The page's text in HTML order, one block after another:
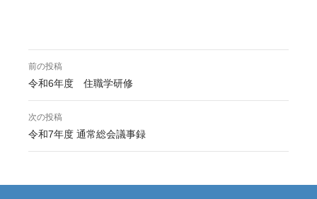
投
稿
ナ
ゲ
前の投稿
令和6年度 住職学研修
次の投稿
令和7年度 通常総会議事録